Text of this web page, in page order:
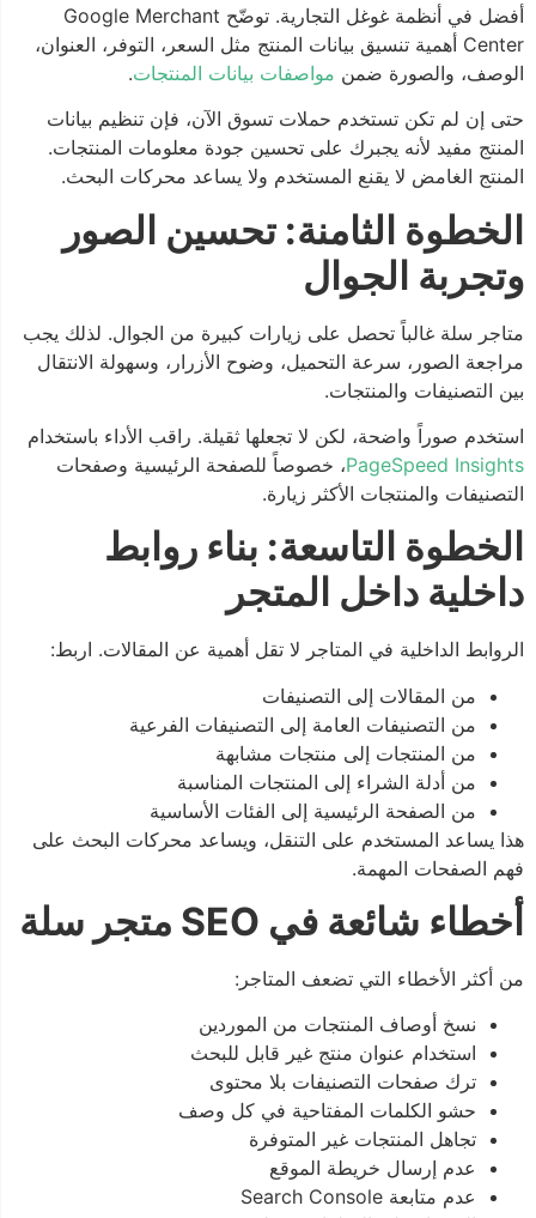
أفضل في أنظمة غوغل التجارية. توضّح Google Merchant
Center أهمية تنسيق بيانات المنتج مثل السعر، التوفر، العنوان،
الوصف، والصورة ضمن مواصفات بيانات المنتجات.
حتى إن لم تكن تستخدم حملات تسوق الآن، فإن تنظيم بيانات
المنتج مفيد لأنه يجبرك على تحسين جودة معلومات المنتجات.
المنتج الغامض لا يقنع المستخدم ولا يساعد محركات البحث.
الخطوة الثامنة: تحسين الصور
وتجربة الجوال
متاجر سلة غالباً تحصل على زيارات كبيرة من الجوال. لذلك يجب
مراجعة الصور، سرعة التحميل، وضوح الأزرار، وسهولة الانتقال
بين التصنيفات والمنتجات.
استخدم صوراً واضحة، لكن لا تجعلها ثقيلة. راقب الأداء باستخدام
PageSpeed Insights، خصوصاً للصفحة الرئيسية وصفحات
التصنيفات والمنتجات الأكثر زيارة.
الخطوة التاسعة: بناء روابط
داخلية داخل المتجر
الروابط الداخلية في المتاجر لا تقل أهمية عن المقالات. اربط:
من المقالات إلى التصنيفات
من التصنيفات العامة إلى التصنيفات الفرعية
من المنتجات إلى منتجات مشابهة
من أدلة الشراء إلى المنتجات المناسبة
من الصفحة الرئيسية إلى الفئات الأساسية
هذا يساعد المستخدم على التنقل، ويساعد محركات البحث على
فهم الصفحات المهمة.
أخطاء شائعة في SEO متجر سلة
من أكثر الأخطاء التي تضعف المتاجر:
نسخ أوصاف المنتجات من الموردين
استخدام عنوان منتج غير قابل للبحث
ترك صفحات التصنيفات بلا محتوى
حشو الكلمات المفتاحية في كل وصف
تجاهل المنتجات غير المتوفرة
عدم إرسال خريطة الموقع
عدم متابعة Search Console